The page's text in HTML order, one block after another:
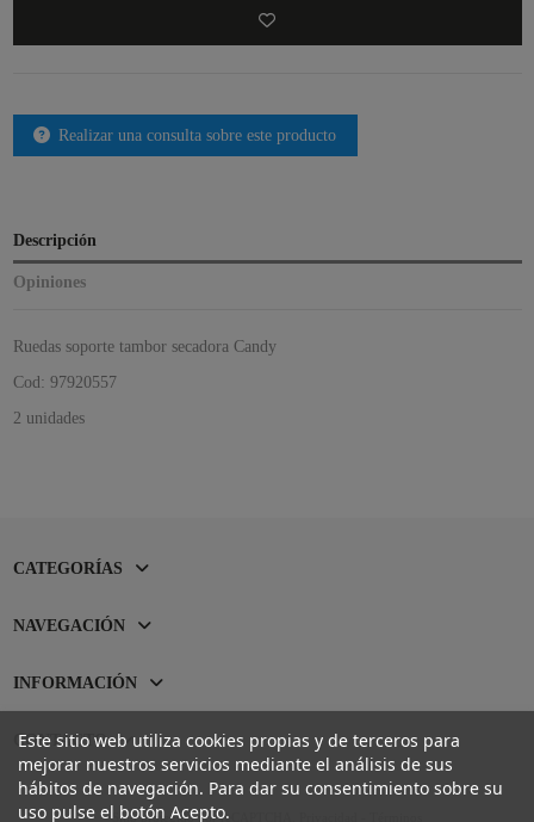
Realizar una consulta sobre este producto
Descripción
Opiniones
Ruedas soporte tambor secadora Candy
Cod: 97920557
2 unidades
CATEGORÍAS
NAVEGACIÓN
INFORMACIÓN
CONTACTO
Este sitio web utiliza cookies propias y de terceros para
mejorar nuestros servicios mediante el análisis de sus
hábitos de navegación. Para dar su consentimiento sobre su
uso pulse el botón Acepto.
Sitio protegido por reCAPTCHA.